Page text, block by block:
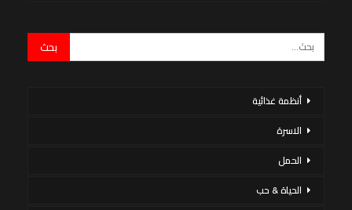
أنظمة غذائية
الاسرة
الحمل
الحياة & حب